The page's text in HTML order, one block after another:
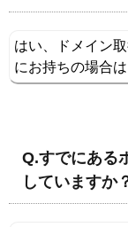
はい、ドメイン
にお持ちの場合
Q.すでにある
していますか